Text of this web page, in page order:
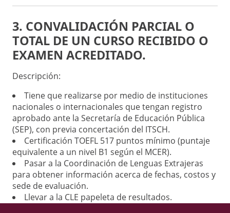
3. CONVALIDACIÓN PARCIAL O
TOTAL DE UN CURSO RECIBIDO O
EXAMEN ACREDITADO.
Descripción:
Tiene que realizarse por medio de instituciones
nacionales o internacionales que tengan registro
aprobado ante la Secretaría de Educación Pública
(SEP), con previa concertación del ITSCH.
Certificación TOEFL 517 puntos mínimo (puntaje
equivalente a un nivel B1 según el MCER).
Pasar a la Coordinación de Lenguas Extrajeras
para obtener información acerca de fechas, costos y
sede de evaluación.
Llevar a la CLE papeleta de resultados.